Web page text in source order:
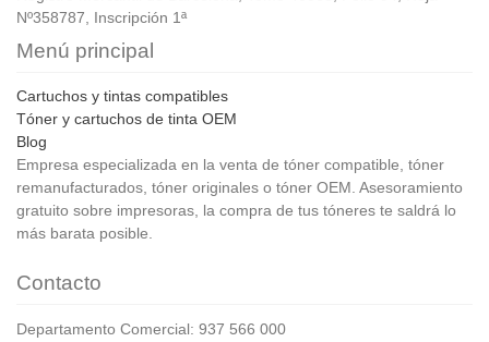
Nº358787, Inscripción 1ª
Menú principal
Cartuchos y tintas compatibles
Tóner y cartuchos de tinta OEM
Blog
Empresa especializada en la venta de tóner compatible, tóner
remanufacturados, tóner originales o tóner OEM. Asesoramiento
gratuito sobre impresoras, la compra de tus tóneres te saldrá lo
más barata posible.
Contacto
Departamento Comercial: 937 566 000